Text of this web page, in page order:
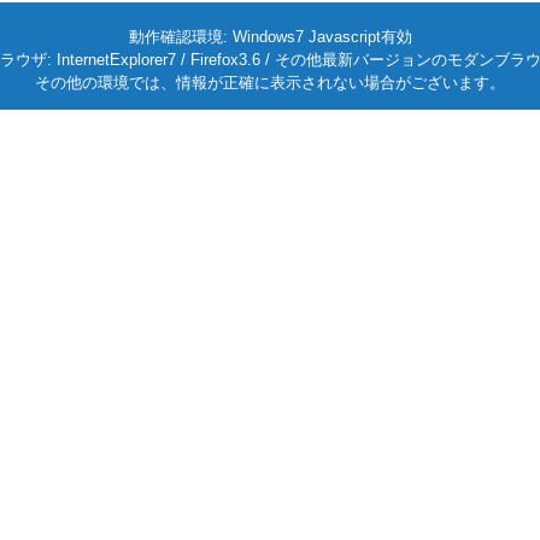
動作確認環境: Windows7 Javascript有効
ウザ: InternetExplorer7 / Firefox3.6 / その他最新バージョンのモダンブラ
その他の環境では、情報が正確に表示されない場合がございます。